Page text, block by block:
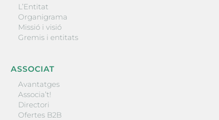
L’Entitat
Organigrama
Missió i visió
Gremis i entitats
ASSOCIAT
Avantatges
Associa’t!
Directori
Ofertes B2B